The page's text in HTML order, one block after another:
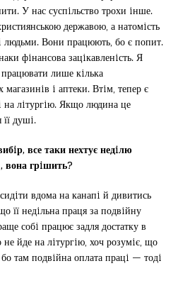
У нас суспiльство трохи iнше.
державою, а натомiсть
Вони працюють, бо є попит.
фiнансова зацiкавленiсть. Я
лише кiлька
i аптеки. Втiм, тепер є
лiтургiю. Якщо людина це
душi.
все таки нехтує недiлю
вона грiшить?
вдома на канапi й дивитись
її недiльна праця за подвiйну
собi працює задля достатку в
йде на лiтургiю, хоч розумiє, що
там подвiйна оплата працi — тодi